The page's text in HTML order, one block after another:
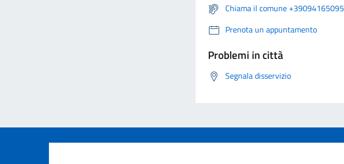
Chiama il comune +39094165095
Prenota un appuntamento
Problemi in città
Segnala disservizio